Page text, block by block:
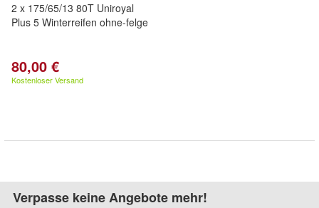
2 x 175/65/13 80T Uniroyal
Plus 5 Winterreifen ohne-felge
80,00 €
Kostenloser Versand
Verpasse keine Angebote mehr!